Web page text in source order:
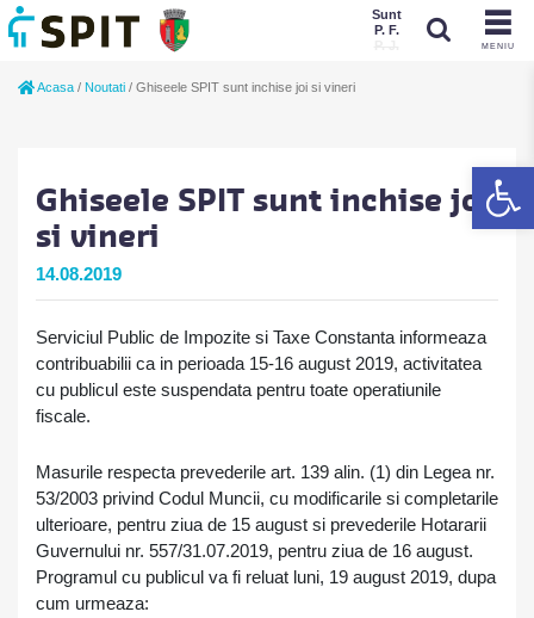
MENIU
Sunt
P. F.
Acasa / Noutati / Ghiseele SPIT sunt inchise joi si vineri
Ghiseele SPIT sunt inchise joi
si vineri
14.08.2019
Serviciul Public de Impozite si Taxe Constanta informeaza
contribuabilii ca in perioada 15-16 august 2019, activitatea
cu publicul este suspendata pentru toate operatiunile
fiscale.
Masurile respecta prevederile art. 139 alin. (1) din Legea nr.
53/2003 privind Codul Muncii, cu modificarile si completarile
ulterioare, pentru ziua de 15 august si prevederile Hotararii
Guvernului nr. 557/31.07.2019, pentru ziua de 16 august.
Programul cu publicul va fi reluat luni, 19 august 2019, dupa
cum urmeaza: